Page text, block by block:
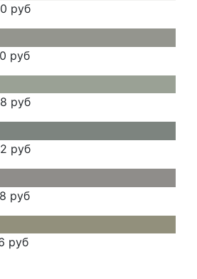
руб
руб
руб
руб
руб
руб